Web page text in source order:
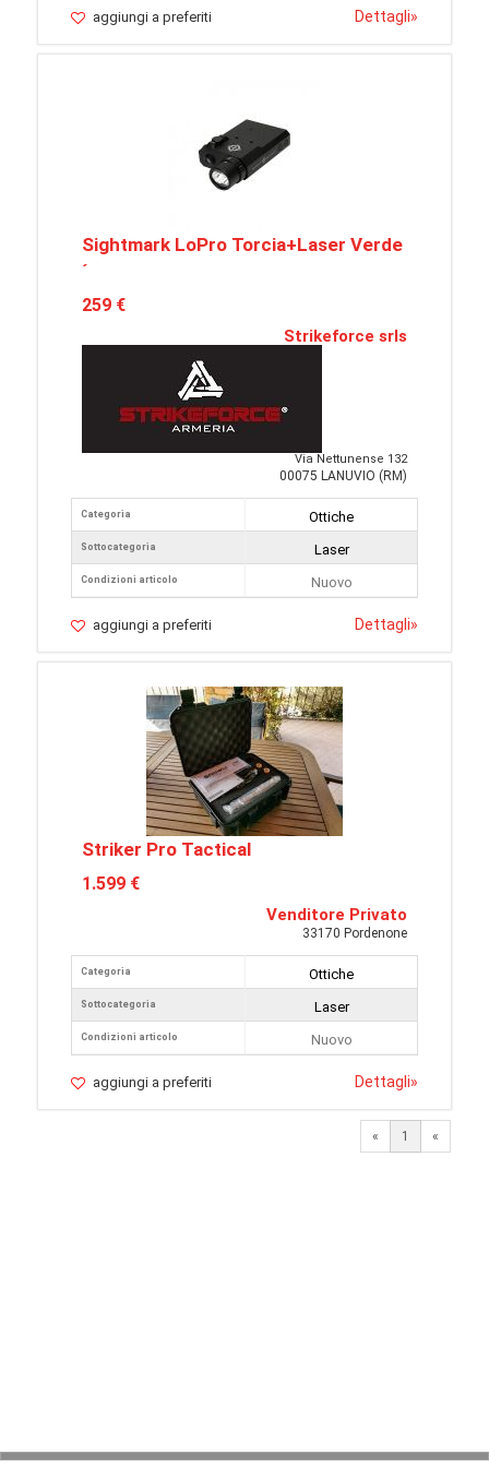
aggiungi a preferiti Dettagli»
Sightmark LoPro Torcia+Laser Verde
´
259 €
Strikeforce srls
Via Nettunense 132
00075 LANUVIO (RM)
Categoria
Sottocategoria
Condizioni articolo
Ottiche
Laser
Nuovo
aggiungi a preferiti Dettagli»
Striker Pro Tactical
1.599 €
Venditore Privato
33170 Pordenone
Categoria
Sottocategoria
Condizioni articolo
Ottiche
Laser
Nuovo
aggiungi a preferiti Dettagli»
« 1 «